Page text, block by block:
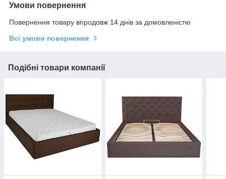
Умови повернення
Повернення товару впродовж 14 днів за домовленістю
Всі умови повернення
Подібні товари компанії